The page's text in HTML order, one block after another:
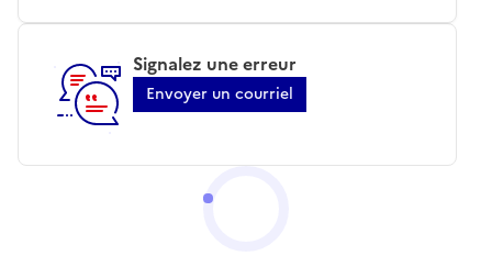
Signalez une erreur
Envoyer un courriel